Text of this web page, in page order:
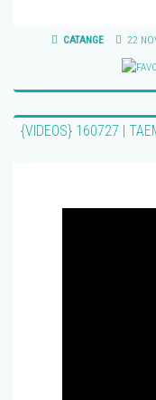
CATANGE 22
{VIDEOS} 160727 |